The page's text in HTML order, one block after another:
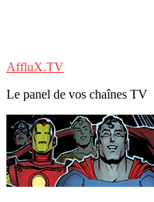
AffluX.TV
Le panel de vos chaînes TV